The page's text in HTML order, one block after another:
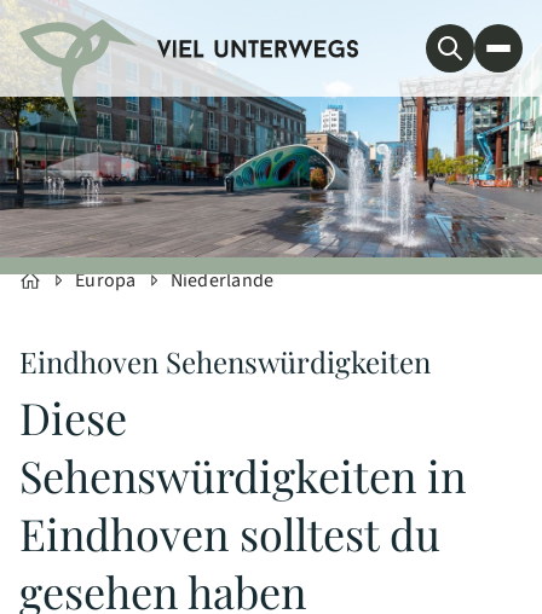
Europa Niederlande
Eindhoven Sehenswürdigkeiten
Diese
Sehenswürdigkeiten in
Eindhoven solltest du
gesehen haben